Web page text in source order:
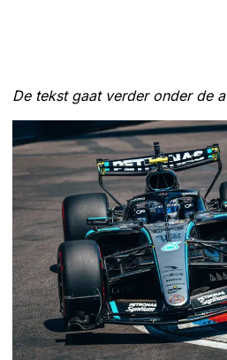
De tekst gaat verder onder de